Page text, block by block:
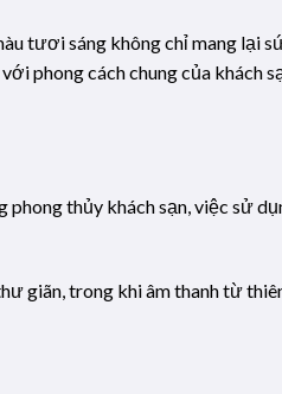
tươi sáng không chỉ mang lại
phong cách chung của khách
thủy khách sạn, việc sử
giãn, trong khi âm thanh từ